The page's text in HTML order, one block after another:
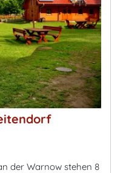
der Warnow stehen 8